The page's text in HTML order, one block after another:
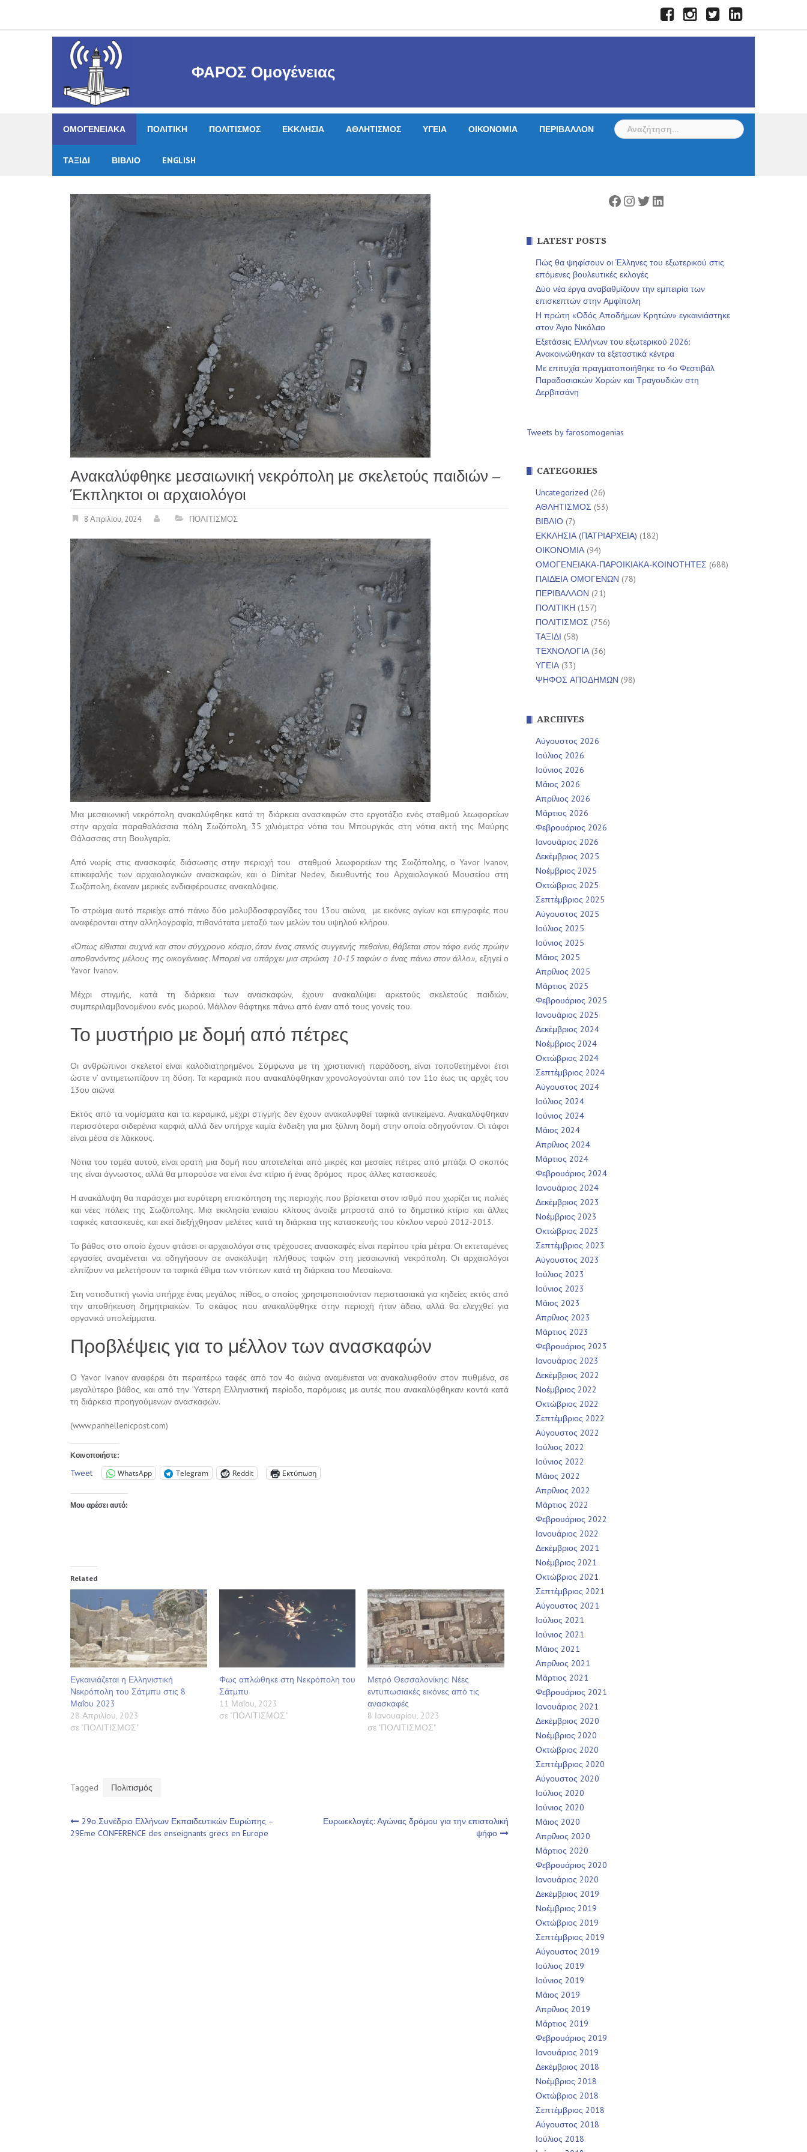
FacebookInstagramTwitterLinkedIn
ΦΑΡΟΣ Ομογένειας
ΟΜΟΓΕΝΕΙΑΚΑ ΠΟΛΙΤΙΚΗ ΠΟΛΙΤΙΣΜΟΣ ΕΚΚΛΗΣΙΑ ΑΘΛΗΤΙΣΜΟΣ ΥΓΕΙΑ ΟΙΚΟΝΟΜΙΑ ΠΕΡΙΒΑΛΛΟΝ
ΤΑΞΙΔΙ ΒΙΒΛΙΟ ENGLISH
Αναζήτηση
για:
Ανακαλύφθηκε μεσαιωνική νεκρόπολη με σκελετούς παιδιών –
Έκπληκτοι οι αρχαιολόγοι
8 Απριλίου, 2024 ΠΟΛΙΤΙΣΜΟΣ
Μια μεσαιωνική νεκρόπολη ανακαλύφθηκε κατά τη διάρκεια ανασκαφών στο εργοτάξιο ενός σταθμού λεωφορείων
στην αρχαία παραθαλάσσια πόλη Σωζόπολη, 35 χιλιόμετρα νότια του Μπουργκάς στη νότια ακτή της Μαύρης
Θάλασσας στη Βουλγαρία.
Από νωρίς στις ανασκαφές διάσωσης στην περιοχή του σταθμού λεωφορείων της Σωζόπολης, ο Yavor Ivanov,
επικεφαλής των αρχαιολογικών ανασκαφών, και ο Dimitar Nedev, διευθυντής του Αρχαιολογικού Μουσείου στη
Σωζόπολη, έκαναν μερικές ενδιαφέρουσες ανακαλύψεις.
Το στρώμα αυτό περιείχε από πάνω δύο μολυβδοσφραγίδες του 13ου αιώνα, με εικόνες αγίων και επιγραφές που
αναφέρονται στην αλληλογραφία, πιθανότατα μεταξύ των μελών του υψηλού κλήρου.
«Όπως είθισται συχνά και στον σύγχρονο κόσμο, όταν ένας στενός συγγενής πεθαίνει, θάβεται στον τάφο ενός πρώην
αποθανόντος μέλους της οικογένειας. Μπορεί να υπάρχει μια στρώση 10-15 ταφών ο ένας πάνω στον άλλο», εξηγεί ο
Yavor Ivanov.
Μέχρι στιγμής, κατά τη διάρκεια των ανασκαφών, έχουν ανακαλύψει αρκετούς σκελετούς παιδιών,
συμπεριλαμβανομένου ενός μωρού. Μάλλον θάφτηκε πάνω από έναν από τους γονείς του.
Το μυστήριο με δομή από πέτρες
Οι ανθρώπινοι σκελετοί είναι καλοδιατηρημένοι. Σύμφωνα με τη χριστιανική παράδοση, είναι τοποθετημένοι έτσι
ώστε ν’ αντιμετωπίζουν τη δύση. Τα κεραμικά που ανακαλύφθηκαν χρονολογούνται από τον 11ο έως τις αρχές του
13ου αιώνα.
Εκτός από τα νομίσματα και τα κεραμικά, μέχρι στιγμής δεν έχουν ανακαλυφθεί ταφικά αντικείμενα. Ανακαλύφθηκαν
περισσότερα σιδερένια καρφιά, αλλά δεν υπήρχε καμία ένδειξη για μια ξύλινη δομή στην οποία οδηγούνταν. Οι τάφοι
είναι μέσα σε λάκκους.
Νότια του τομέα αυτού, είναι ορατή μια δομή που αποτελείται από μικρές και μεσαίες πέτρες από μπάζα. Ο σκοπός
της είναι άγνωστος, αλλά θα μπορούσε να είναι ένα κτίριο ή ένας δρόμος προς άλλες κατασκευές.
Η ανακάλυψη θα παράσχει μια ευρύτερη επισκόπηση της περιοχής που βρίσκεται στον ισθμό που χωρίζει τις παλιές
και νέες πόλεις της Σωζόπολης. Μια εκκλησία ενιαίου κλίτους άνοιξε μπροστά από το δημοτικό κτίριο και άλλες
ταφικές κατασκευές, και εκεί διεξήχθησαν μελέτες κατά τη διάρκεια της κατασκευής του κύκλου νερού 2012-2013.
Το βάθος στο οποίο έχουν φτάσει οι αρχαιολόγοι στις τρέχουσες ανασκαφές είναι περίπου τρία μέτρα. Οι εκτεταμένες
εργασίες αναμένεται να οδηγήσουν σε ανακάλυψη πλήθους ταφών στη μεσαιωνική νεκρόπολη. Οι αρχαιολόγοι
ελπίζουν να μελετήσουν τα ταφικά έθιμα των ντόπιων κατά τη διάρκεια του Μεσαίωνα.
Στη νοτιοδυτική γωνία υπήρχε ένας μεγάλος πίθος, ο οποίος χρησιμοποιούνταν περιστασιακά για κηδείες εκτός από
την αποθήκευση δημητριακών. Το σκάφος που ανακαλύφθηκε στην περιοχή ήταν άδειο, αλλά θα ελεγχθεί για
οργανικά υπολείμματα.
Προβλέψεις για το μέλλον των ανασκαφών
Ο Yavor Ivanov αναφέρει ότι περαιτέρω ταφές από τον 4ο αιώνα αναμένεται να ανακαλυφθούν στον πυθμένα, σε
μεγαλύτερο βάθος, και από την Ύστερη Ελληνιστική περίοδο, παρόμοιες με αυτές που ανακαλύφθηκαν κοντά κατά
τη διάρκεια προηγούμενων ανασκαφών.
(www.panhellenicpost.com)
Κοινοποιήστε:
Tweet WhatsApp Telegram Reddit Εκτύπωση
Μου αρέσει αυτό:
Related
Εγκαινιάζεται η Ελληνιστική
Νεκρόπολη του Σάτμπυ στις 8
Μαΐου 2023
28 Απριλίου, 2023
σε "ΠΟΛΙΤΙΣΜΟΣ"
Φως απλώθηκε στη Νεκρόπολη του
Σάτμπυ
11 Μαΐου, 2023
σε "ΠΟΛΙΤΙΣΜΟΣ"
Μετρό Θεσσαλονίκης: Νέες
εντυπωσιακές εικόνες από τις
ανασκαφές
8 Ιανουαρίου, 2023
σε "ΠΟΛΙΤΙΣΜΟΣ"
Tagged Πολιτισμός
Πλοήγηση
29ο Συνέδριο Ελλήνων Εκπαιδευτικών Ευρώπης –
29Eme CONFERENCE des enseignants grecs en Europe
Ευρωεκλογές: Αγώνας δρόμου για την επιστολική
ψήφο
Facebook
Instagram
Twitter
Linkedin
LATEST POSTS
Πώς θα ψηφίσουν οι Έλληνες του εξωτερικού στις
επόμενες βουλευτικές εκλογές
Δύο νέα έργα αναβαθμίζουν την εμπειρία των
επισκεπτών στην Αμφίπολη
Η πρώτη «Οδός Αποδήμων Κρητών» εγκαινιάστηκε
στον Άγιο Νικόλαο
Εξετάσεις Ελλήνων του εξωτερικού 2026:
Ανακοινώθηκαν τα εξεταστικά κέντρα
Με επιτυχία πραγματοποιήθηκε το 4ο Φεστιβάλ
Παραδοσιακών Χορών και Τραγουδιών στη
Δερβιτσάνη
Tweets by farosomogenias
CATEGORIES
Uncategorized (26)
ΑΘΛΗΤΙΣΜΟΣ (53)
ΒΙΒΛΙΟ (7)
ΕΚΚΛΗΣΙΑ (ΠΑΤΡΙΑΡΧΕΙΑ) (182)
ΟΙΚΟΝΟΜΙΑ(94)
ΟΜΟΓΕΝΕΙΑΚΑ-ΠΑΡΟΙΚΙΑΚΑ-ΚΟΙΝΟΤΗΤΕΣ (688)
ΠΑΙΔΕΙΑ ΟΜΟΓΕΝΩΝ (78)
ΠΕΡΙΒΑΛΛΟΝ (21)
ΠΟΛΙΤΙΚΗ (157)
ΠΟΛΙΤΙΣΜΟΣ (756)
ΤΑΞΙΔΙ (58)
ΤΕΧΝΟΛΟΓΙΑ(36)
ΥΓΕΙΑ(33)
ΨΗΦΟΣ ΑΠΟΔΗΜΩΝ (98)
ARCHIVES
Αύγουστος 2026
Ιούλιος 2026
Ιούνιος 2026
Μάιος 2026
Απρίλιος 2026
Μάρτιος 2026
Φεβρουάριος 2026
Ιανουάριος 2026
Δεκέμβριος 2025
Νοέμβριος 2025
Οκτώβριος 2025
Σεπτέμβριος 2025
Αύγουστος 2025
Ιούλιος 2025
Ιούνιος 2025
Μάιος 2025
Απρίλιος 2025
Μάρτιος 2025
Φεβρουάριος 2025
Ιανουάριος 2025
Δεκέμβριος 2024
Νοέμβριος 2024
Οκτώβριος 2024
Σεπτέμβριος 2024
Αύγουστος 2024
Ιούλιος 2024
Ιούνιος 2024
Μάιος 2024
Απρίλιος 2024
Μάρτιος 2024
Φεβρουάριος 2024
Ιανουάριος 2024
Δεκέμβριος 2023
Νοέμβριος 2023
Οκτώβριος 2023
Σεπτέμβριος 2023
Αύγουστος 2023
Ιούλιος 2023
Ιούνιος 2023
Μάιος 2023
Απρίλιος 2023
Μάρτιος 2023
Φεβρουάριος 2023
Ιανουάριος 2023
Δεκέμβριος 2022
Νοέμβριος 2022
Οκτώβριος 2022
Σεπτέμβριος 2022
Αύγουστος 2022
Ιούλιος 2022
Ιούνιος 2022
Μάιος 2022
Απρίλιος 2022
Μάρτιος 2022
Φεβρουάριος 2022
Ιανουάριος 2022
Δεκέμβριος 2021
Νοέμβριος 2021
Οκτώβριος 2021
Σεπτέμβριος 2021
Αύγουστος 2021
Ιούλιος 2021
Ιούνιος 2021
Μάιος 2021
Απρίλιος 2021
Μάρτιος 2021
Φεβρουάριος 2021
Ιανουάριος 2021
Δεκέμβριος 2020
Νοέμβριος 2020
Οκτώβριος 2020
Σεπτέμβριος 2020
Αύγουστος 2020
Ιούλιος 2020
Ιούνιος 2020
Μάιος 2020
Απρίλιος 2020
Μάρτιος 2020
Φεβρουάριος 2020
Ιανουάριος 2020
Δεκέμβριος 2019
Νοέμβριος 2019
Οκτώβριος 2019
Σεπτέμβριος 2019
Αύγουστος 2019
Ιούλιος 2019
Ιούνιος 2019
Μάιος 2019
Απρίλιος 2019
Μάρτιος 2019
Φεβρουάριος 2019
Ιανουάριος 2019
Δεκέμβριος 2018
Νοέμβριος 2018
Οκτώβριος 2018
Σεπτέμβριος 2018
Αύγουστος 2018
Ιούλιος 2018